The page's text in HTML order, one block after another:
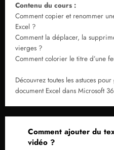
Contenu du cours :
Comment copier et renommer
Excel ?
Comment la déplacer, la
vierges ?
Comment colorier le titre d’une
Découvrez toutes les astuces
document Excel dans Microsoft
Comment ajouter du
vidéo ?